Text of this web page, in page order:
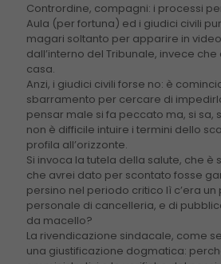
Contrordine, compagni: i processi
Aula (per fortuna) ed i giudici civili
magari soltanto per apparire in
dall’interno del Tribunale, invece
casa.
Anzi, i giudici civili forse no: è
sbarramento per cercare di
pensar male si fa peccato ma, si sa,
non è difficile intuire i termini dello
profila all’orizzonte.
Si invoca la tutela della salute, che è
che avrei dato per scontato fosse
persino nel periodo critico lì c’era un
personale di cancelleria, e di
da macello?
La rivendicazione sindacale, come
una giustificazione dogmatica: